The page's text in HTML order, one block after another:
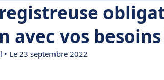
avec vos besoins
• Le 23 septembre 2022